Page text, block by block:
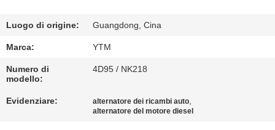
RICHIEDA
UNA
CITAZIONE
MAPPA
Luogo di origine: Guangdong, Cina
Marca: YTM
Numero di
modello:
4D95 / NK218
Evidenziare: alternatore dei ricambi auto,
alternatore del motore diesel